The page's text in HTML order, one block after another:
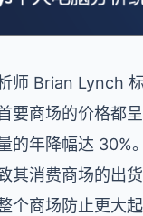
师 Brian Lynch
要商场的价格都
的年降幅达 30%
其消费商场的出
个商场防止更大